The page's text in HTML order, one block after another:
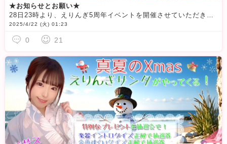
★お知らせとお願い★
2025/4/22 (火) 01:23
0 21